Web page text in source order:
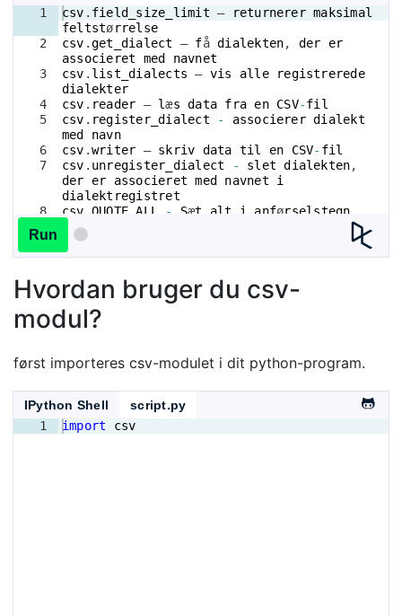
1
2
3
4
5
6
7
8
csv . field_size_limit – returnerer maksimal
feltstørrelse
csv .get_dialect – få dialekten, der
er
associeret
med
navnet
csv . list_dialects – vis alle
registrerede
dialekter
csv . reader – læs data fra en CSV-fil
csv . register_dialect - associerer dialekt
med
navn
csv .writer – skriv data til en CSV- fil
csv . unregister_dialect - slet dialekten,
der
er associeret med navnet
i
dialektregistret
csv QUOTE_ALL - Sæt alt i anførselstegn
uanset
Run
Hvordan bruger du csv-
modul?
først importeres csv-modulet i dit python-program.
IPython Shell
script.py
1
import csv